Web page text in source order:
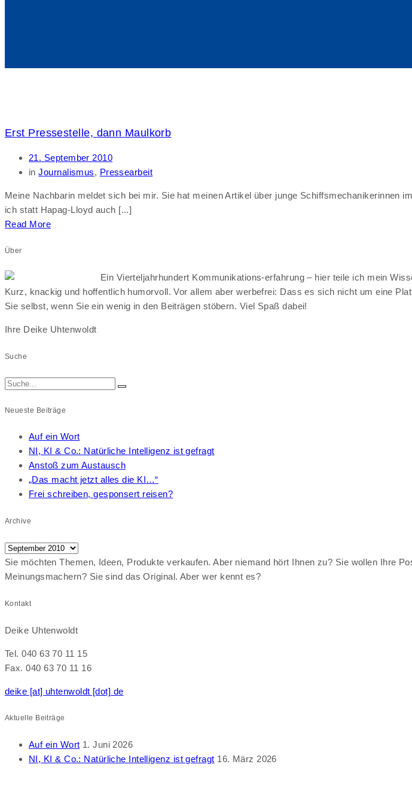
Erst Pressestelle, dann Maulkorb
21. September 2010
inJournalismus, Pressearbeit
Meine Nachbarin meldet sich bei mir. Sie hat meinen Artikel über junge Schiffsmechanikerinnen
ich statt Hapag-Lloyd auch [...]
Read More
Über
Ein Vierteljahrhundert Kommunikations-erfahrung – hier teile ich mein
Kurz, knackig und hoffentlich humorvoll. Vor allem aber werbefrei: Dass es sich nicht um eine
Sie selbst, wenn Sie ein wenig in den Beiträgen stöbern. Viel Spaß dabei!
Ihre Deike Uhtenwoldt
Suche
Neueste Beiträge
Auf ein Wort
NI, KI & Co.: Natürliche Intelligenz ist gefragt
Anstoß zum Austausch
„Das macht jetzt alles die KI…“
Frei schreiben, gesponsert reisen?
Archive
Archive
Sie möchten Themen, Ideen, Produkte verkaufen. Aber niemand hört Ihnen zu? Sie wollen Ihre
Meinungsmachern? Sie sind das Original. Aber wer kennt es?
Kontakt
Deike Uhtenwoldt
Tel. 040 63 70 11 15
Fax. 040 63 70 11 16
deike [at] uhtenwoldt [dot] de
Aktuelle Beiträge
Auf ein Wort 1. Juni 2026
NI, KI & Co.: Natürliche Intelligenz ist gefragt 16. März 2026